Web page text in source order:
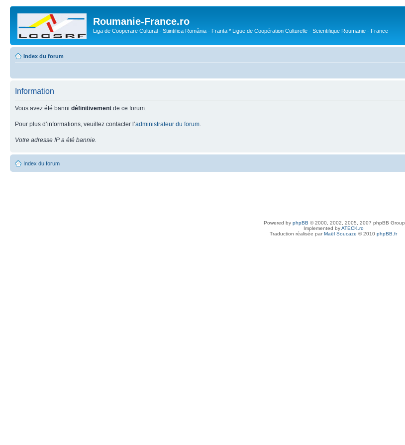
Roumanie-France.ro
Liga de Cooperare Cultural - Stiintifica România - Franta * Ligue de Coopération Culturelle - Scientifique Roumanie - France
Index du forum
Information
Vous avez été banni définitivement de ce forum.
Pour plus d’informations, veuillez contacter l’administrateur du forum
Votre adresse IP a été bannie.
Index du forum
Powered by phpBB © 2000, 2002, 2005, 2007 phpBB Group
Implemented byATECK.ro
Traduction réalisée parMaël Soucaze © 2010 phpBB.fr